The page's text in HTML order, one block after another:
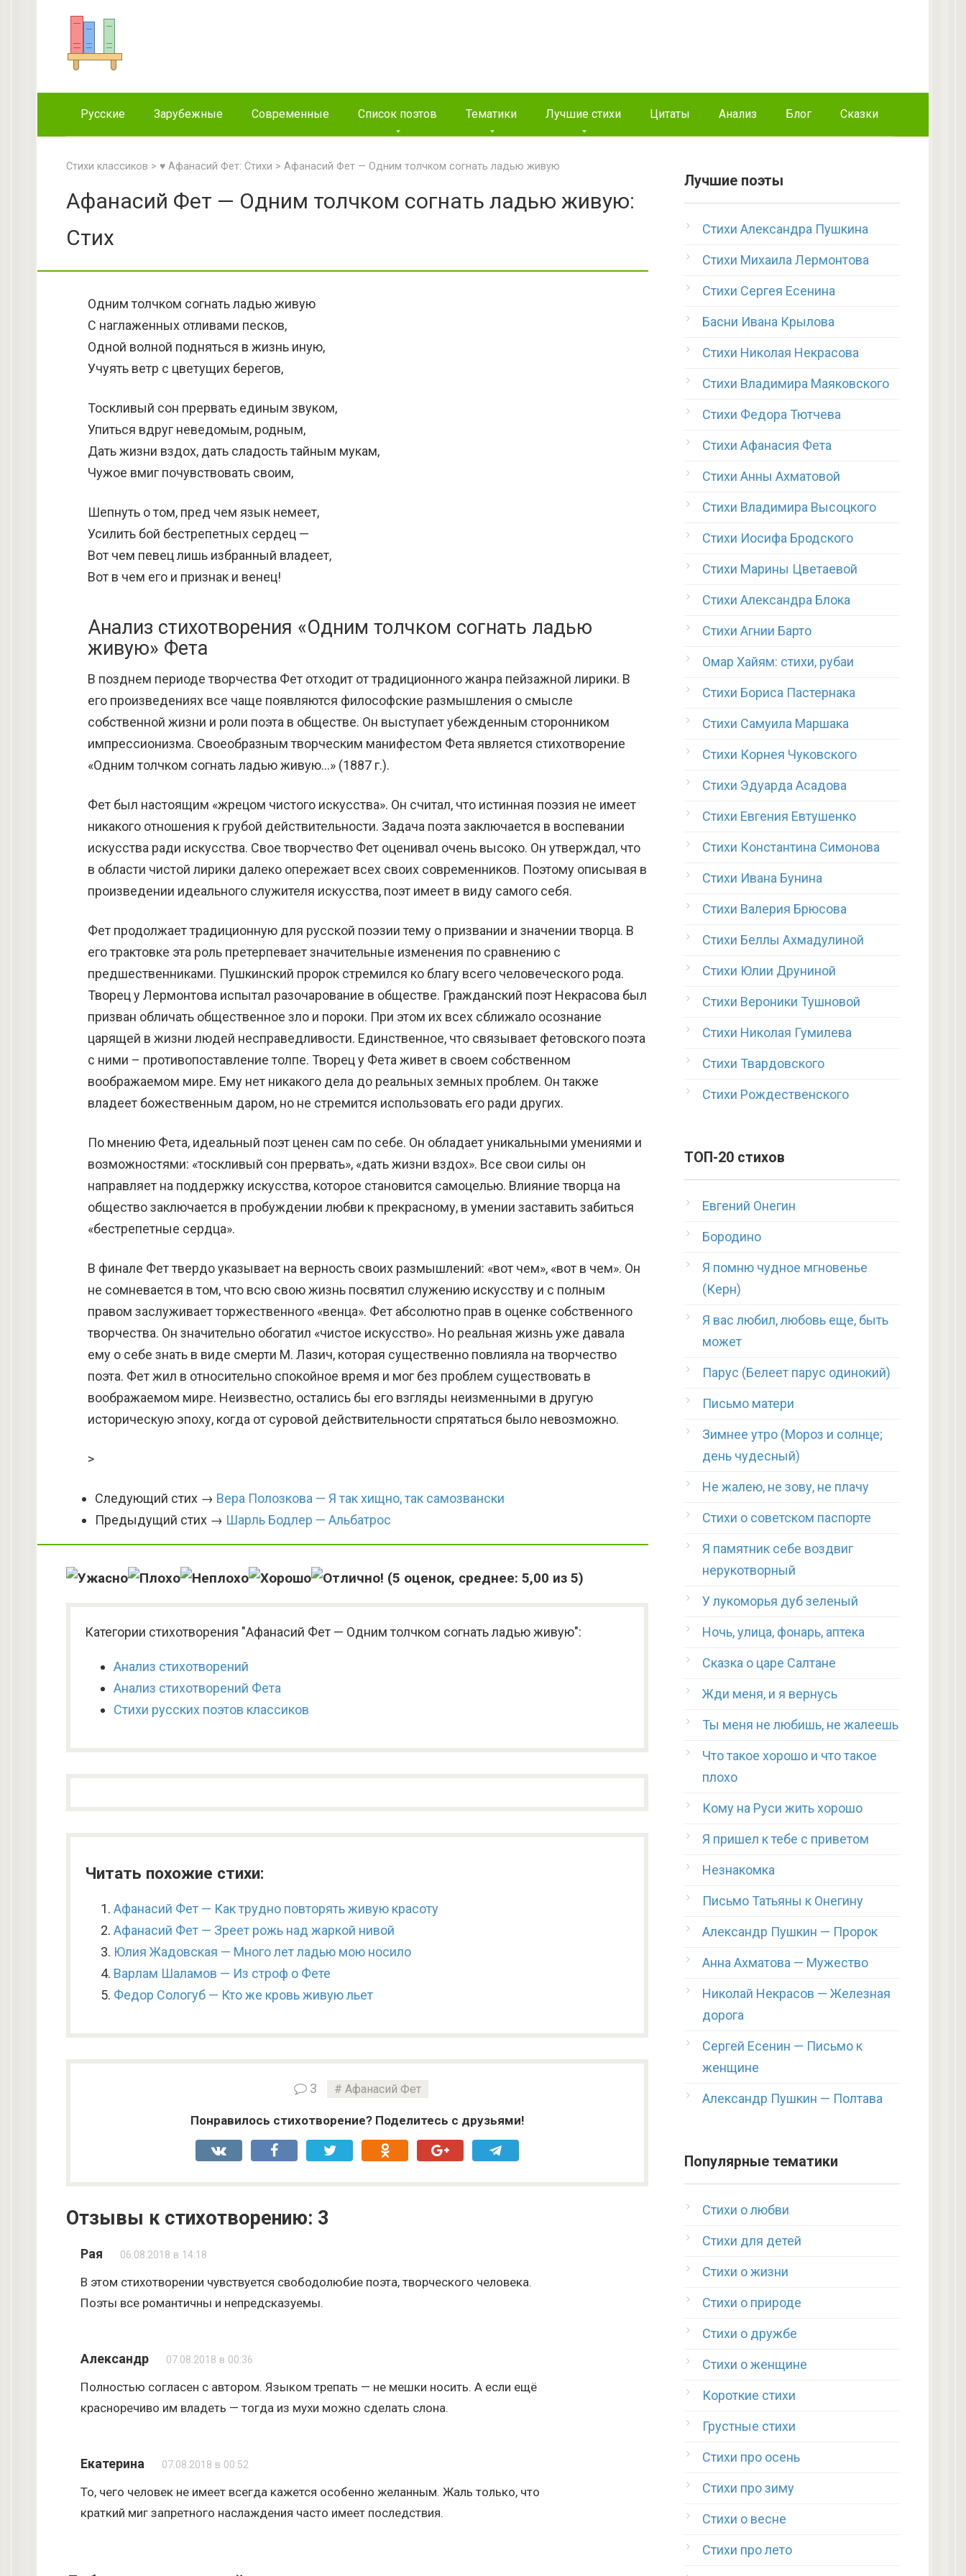
Русские Зарубежные Современные Список поэтов Тематики Лучшие стихи Цитаты Анализ Блог Сказки
Стихи классиков > ♥ Афанасий Фет: Стихи > Афанасий Фет — Одним толчком согнать ладью живую
Афанасий Фет — Одним толчком согнать ладью живую:
Стих
Одним толчком согнать ладью живую
С наглаженных отливами песков,
Одной волной подняться в жизнь иную,
Учуять ветр с цветущих берегов,
Тоскливый сон прервать единым звуком,
Упиться вдруг неведомым, родным,
Дать жизни вздох, дать сладость тайным мукам,
Чужое вмиг почувствовать своим,
Шепнуть о том, пред чем язык немеет,
Усилить бой бестрепетных сердец —
Вот чем певец лишь избранный владеет,
Вот в чем его и признак и венец!
Анализ стихотворения «Одним толчком согнать ладью
живую» Фета
В позднем периоде творчества Фет отходит от традиционного жанра пейзажной лирики. В
его произведениях все чаще появляются философские размышления о смысле
собственной жизни и роли поэта в обществе. Он выступает убежденным сторонником
импрессионизма. Своеобразным творческим манифестом Фета является стихотворение
«Одним толчком согнать ладью живую…» (1887 г.).
Фет был настоящим «жрецом чистого искусства». Он считал, что истинная поэзия не имеет
никакого отношения к грубой действительности. Задача поэта заключается в воспевании
искусства ради искусства. Свое творчество Фет оценивал очень высоко. Он утверждал, что
в области чистой лирики далеко опережает всех своих современников. Поэтому описывая в
произведении идеального служителя искусства, поэт имеет в виду самого себя.
Фет продолжает традиционную для русской поэзии тему о призвании и значении творца. В
его трактовке эта роль претерпевает значительные изменения по сравнению с
предшественниками. Пушкинский пророк стремился ко благу всего человеческого рода.
Творец у Лермонтова испытал разочарование в обществе. Гражданский поэт Некрасова был
призван обличать общественное зло и пороки. При этом их всех сближало осознание
царящей в жизни людей несправедливости. Единственное, что связывает фетовского поэта
с ними – противопоставление толпе. Творец у Фета живет в своем собственном
воображаемом мире. Ему нет никакого дела до реальных земных проблем. Он также
владеет божественным даром, но не стремится использовать его ради других.
По мнению Фета, идеальный поэт ценен сам по себе. Он обладает уникальными умениями и
возможностями: «тоскливый сон прервать», «дать жизни вздох». Все свои силы он
направляет на поддержку искусства, которое становится самоцелью. Влияние творца на
общество заключается в пробуждении любви к прекрасному, в умении заставить забиться
«бестрепетные сердца».
В финале Фет твердо указывает на верность своих размышлений: «вот чем», «вот в чем». Он
не сомневается в том, что всю свою жизнь посвятил служению искусству и с полным
правом заслуживает торжественного «венца». Фет абсолютно прав в оценке собственного
творчества. Он значительно обогатил «чистое искусство». Но реальная жизнь уже давала
ему о себе знать в виде смерти М. Лазич, которая существенно повлияла на творчество
поэта. Фет жил в относительно спокойное время и мог без проблем существовать в
воображаемом мире. Неизвестно, остались бы его взгляды неизменными в другую
историческую эпоху, когда от суровой действительности спрятаться было невозможно.
>
Следующий стих → Вера Полозкова — Я так хищно, так самозвански
Предыдущий стих → Шарль Бодлер — Альбатрос
(5 оценок, среднее: 5,00 из 5)
Категории стихотворения "Афанасий Фет — Одним толчком согнать ладью живую":
Анализ стихотворений
Анализ стихотворений Фета
Стихи русских поэтов классиков
Читать похожие стихи:
Афанасий Фет — Как трудно повторять живую красоту
Афанасий Фет — Зреет рожь над жаркой нивой
Юлия Жадовская — Много лет ладью мою носило
Варлам Шаламов — Из строф о Фете
Федор Сологуб — Кто же кровь живую льет
3 Афанасий Фет
Понравилось стихотворение? Поделитесь с друзьями!
Отзывы к стихотворению: 3
Рая 06.08.2018 в 14:18
В этом стихотворении чувствуется свободолюбие поэта, творческого человека.
Поэты все романтичны и непредсказуемы.
Александр 07.08.2018 в 00:36
Полностью согласен с автором. Языком трепать — не мешки носить. А если ещё
красноречиво им владеть — тогда из мухи можно сделать слона.
Екатерина 07.08.2018 в 00:52
То, чего человек не имеет всегда кажется особенно желанным. Жаль только, что
краткий миг запретного наслаждения часто имеет последствия.
Лучшие поэты
Стихи Александра Пушкина
Стихи Михаила Лермонтова
Стихи Сергея Есенина
Басни Ивана Крылова
Стихи Николая Некрасова
Стихи Владимира Маяковского
Стихи Федора Тютчева
Стихи Афанасия Фета
Стихи Анны Ахматовой
Стихи Владимира Высоцкого
Стихи Иосифа Бродского
Стихи Марины Цветаевой
Стихи Александра Блока
Стихи Агнии Барто
Омар Хайям: стихи, рубаи
Стихи Бориса Пастернака
Стихи Самуила Маршака
Стихи Корнея Чуковского
Стихи Эдуарда Асадова
Стихи Евгения Евтушенко
Стихи Константина Симонова
Стихи Ивана Бунина
Стихи Валерия Брюсова
Стихи Беллы Ахмадулиной
Стихи Юлии Друниной
Стихи Вероники Тушновой
Стихи Николая Гумилева
Стихи Твардовского
Стихи Рождественского
ТОП-20 стихов
Евгений Онегин
Бородино
Я помню чудное мгновенье
(Керн)
Я вас любил, любовь еще, быть
может
Парус (Белеет парус одинокий)
Письмо матери
Зимнее утро (Мороз и солнце;
день чудесный)
Не жалею, не зову, не плачу
Стихи о советском паспорте
Я памятник себе воздвиг
нерукотворный
У лукоморья дуб зеленый
Ночь, улица, фонарь, аптека
Сказка о царе Салтане
Жди меня, и я вернусь
Ты меня не любишь, не жалеешь
Что такое хорошо и что такое
плохо
Кому на Руси жить хорошо
Я пришел к тебе с приветом
Незнакомка
Письмо Татьяны к Онегину
Александр Пушкин — Пророк
Анна Ахматова — Мужество
Николай Некрасов — Железная
дорога
Сергей Есенин — Письмо к
женщине
Александр Пушкин — Полтава
Популярные тематики
Стихи о любви
Стихи для детей
Стихи о жизни
Стихи о природе
Стихи о дружбе
Стихи о женщине
Короткие стихи
Грустные стихи
Стихи про осень
Стихи про зиму
Стихи о весне
Стихи про лето